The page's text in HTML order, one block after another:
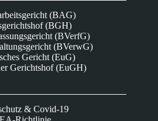
(BAG)
(BGH)
(BVerfG)
(BVerwG)
Gericht (EuG)
Gerichtshof (EuGH)
& Covid-19